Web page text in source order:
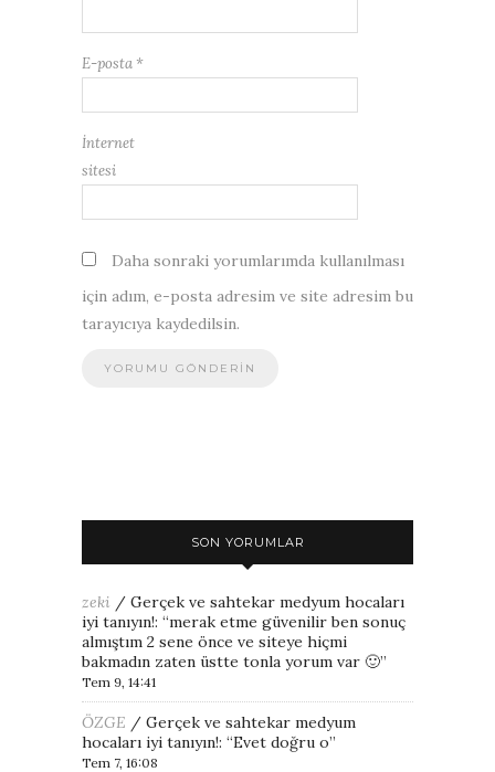
E-posta *
İnternet
sitesi
Daha sonraki yorumlarımda kullanılması
için adım, e-posta adresim ve site adresim bu
tarayıcıya kaydedilsin.
SON YORUMLAR
zeki / Gerçek ve sahtekar medyum hocaları
iyi tanıyın!: “merak etme güvenilir ben sonuç
almıştım 2 sene önce ve siteye hiçmi
bakmadın zaten üstte tonla yorum var 🙂”
Tem 9, 14:41
ÖZGE / Gerçek ve sahtekar medyum
hocaları iyi tanıyın!: “Evet doğru o”
Tem 7, 16:08